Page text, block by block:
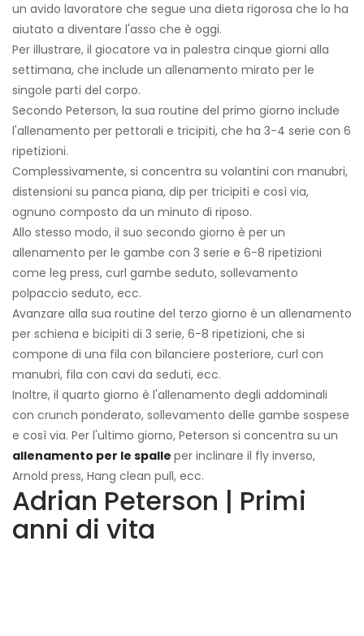
un avido lavoratore che segue una dieta rigorosa che lo ha
aiutato a diventare l'asso che è oggi.
Per illustrare, il giocatore va in palestra cinque giorni alla
settimana, che include un allenamento mirato per le
singole parti del corpo.
Secondo Peterson, la sua routine del primo giorno include
l'allenamento per pettorali e tricipiti, che ha 3-4 serie con 6
ripetizioni.
Complessivamente, si concentra su volantini con manubri,
distensioni su panca piana, dip per tricipiti e così via,
ognuno composto da un minuto di riposo.
Allo stesso modo, il suo secondo giorno è per un
allenamento per le gambe con 3 serie e 6-8 ripetizioni
come leg press, curl gambe seduto, sollevamento
polpaccio seduto, ecc.
Avanzare alla sua routine del terzo giorno è un allenamento
per schiena e bicipiti di 3 serie, 6-8 ripetizioni, che si
compone di una fila con bilanciere posteriore, curl con
manubri, fila con cavi da seduti, ecc.
Inoltre, il quarto giorno è l'allenamento degli addominali
con crunch ponderato, sollevamento delle gambe sospese
e così via. Per l'ultimo giorno, Peterson si concentra su un
allenamento per le spalle per inclinare il fly inverso,
Arnold press, Hang clean pull, ecc.
Adrian Peterson | Primi
anni di vita